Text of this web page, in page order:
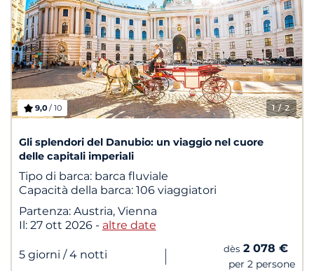
1/ 2
9,0/ 10
Gli splendori del Danubio: un viaggio nel cuore
delle capitali imperiali
Tipo di barca: barca fluviale
Capacità della barca: 106 viaggiatori
Partenza: Austria, Vienna
Il: 27 ott 2026 - altre date
5 giorni / 4 notti | dès 2 078 €
per 2 persone